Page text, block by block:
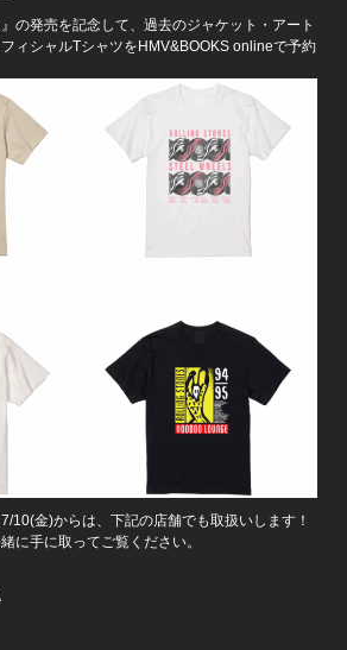
の発売を記念して、過去のジャケット・アート
ィシャルTシャツをHMV&BOOKS onlineで予約
10(金)からは、下記の店舗でも取扱いします！
に手に取ってご覧ください。